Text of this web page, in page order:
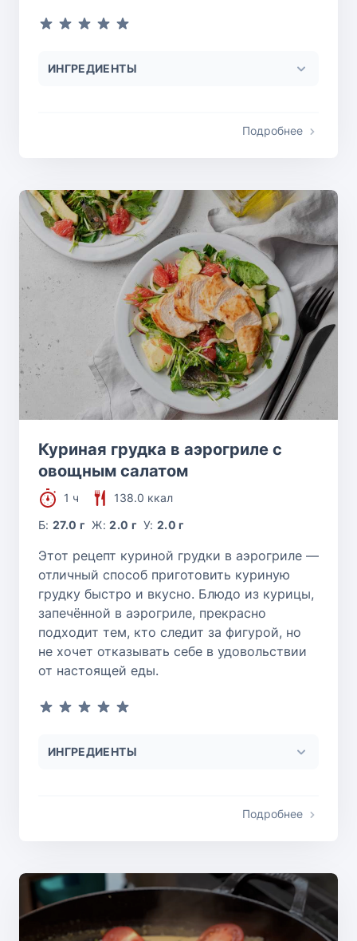
ИНГРЕДИЕНТЫ
Подробнее
Куриная грудка в аэрогриле с
овощным салатом
1 ч
138.0 ккал
Б:27.0 г Ж:2.0 г У:2.0 г
Этот рецепт куриной грудки в аэрогриле —
отличный способ приготовить куриную
грудку быстро и вкусно. Блюдо из курицы,
запечённой в аэрогриле, прекрасно
подходит тем, кто следит за фигурой, но
не хочет отказывать себе в удовольствии
от настоящей еды.
ИНГРЕДИЕНТЫ
Подробнее